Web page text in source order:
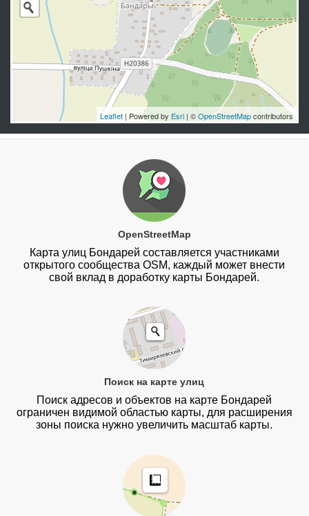
Leaflet | Powered by Esri | ©OpenStreetMapcontributors
OpenStreetMap
Карта улиц Бондарей составляется участниками
открытого сообщества OSM, каждый может внести
свой вклад в доработку карты Бондарей.
Поиск на карте улиц
Поиск адресов и объектов на карте Бондарей
ограничен видимой областью карты, для расширения
зоны поиска нужно увеличить масштаб карты.